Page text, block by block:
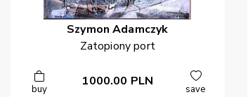
Szymon Adamczyk
Zatopiony port
buy
1000.00 PLN
save